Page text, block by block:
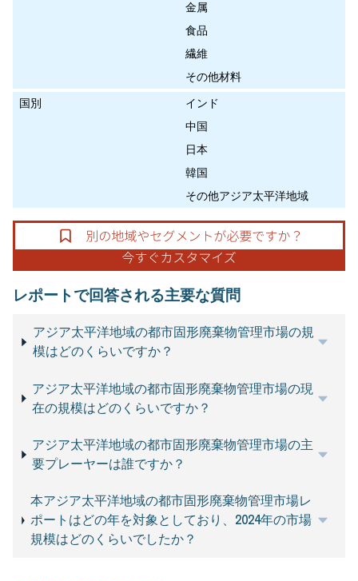
金属
食品
繊維
その他材料
国別
インド
中国
日本
韓国
その他アジア太平洋地域
レポートで回答される主要な質問
アジア太平洋地域の都市固形廃棄物管理市場の規
模はどのくらいですか？
アジア太平洋地域の都市固形廃棄物管理市場の現
在の規模はどのくらいですか？
アジア太平洋地域の都市固形廃棄物管理市場の主
要プレーヤーは誰ですか？
本アジア太平洋地域の都市固形廃棄物管理市場レ
ポートはどの年を対象としており、2024年の市場
規模はどのくらいでしたか？